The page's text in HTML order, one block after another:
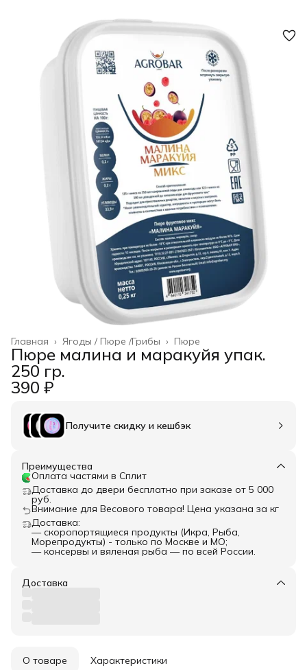
Пюре
Ягоды / Пюре /Грибы ›
Главная ›
Пюре малина и маракуйя упак.
250 гр.
390 ₽
Получите скидку и кешбэк
Преимущества
Оплата частями в Сплит
Доставка до двери бесплатно при заказе от 5 000
руб.
Внимание для Весового товара! Цена указана за кг
Доставка:
— скоропортящиеся продукты (Икра, Рыба,
Морепродукты) - только по Москве и МО;
— консервы и вяленая рыба — по всей России.
Доставка
О товаре Характеристики